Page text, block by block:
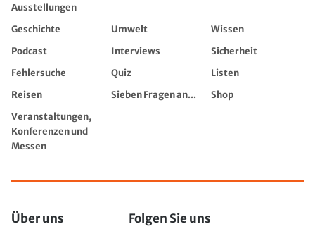
Ausstellungen
Geschichte Umwelt
Wissen
Podcast
Interviews
Sicherheit
Fehlersuche
Quiz
Listen
Reisen
Sieben Fragen an...
Shop
Veranstaltungen,
Konferenzen und
Messen
Über uns Folgen Sie uns